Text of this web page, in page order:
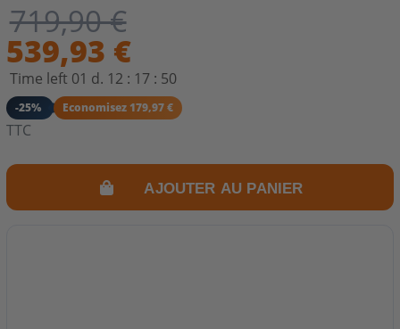
Adaptée pour butane ou propane. Cuisson pour 8-10
personnes. Consommation éco-responsable.
719,90 €
539,93 €
Time left 01 d. 12 : 17 : 49
-25% Economisez 179,97 €
TTC
AJOUTER AU PANIER